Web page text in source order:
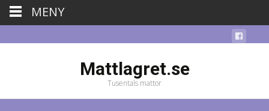
Mattlagret.se
Tusentals mattor
MENY